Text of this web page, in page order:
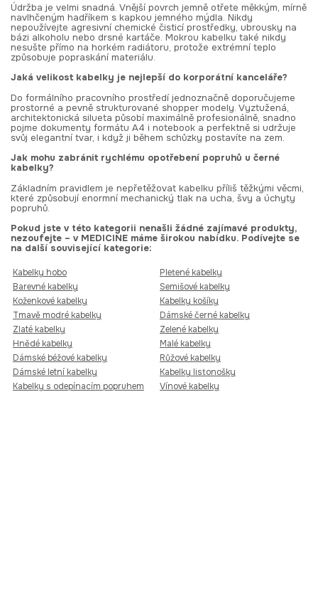
Údržba je velmi snadná. Vnější povrch jemně otřete měkkým, mírně
navlhčeným hadříkem s kapkou jemného mýdla. Nikdy
nepoužívejte agresivní chemické čisticí prostředky, ubrousky na
bázi alkoholu nebo drsné kartáče. Mokrou kabelku také nikdy
nesušte přímo na horkém radiátoru, protože extrémní teplo
způsobuje popraskání materiálu.
Jaká velikost kabelky je nejlepší do korporátní kanceláře?
Do formálního pracovního prostředí jednoznačně doporučujeme
prostorné a pevně strukturované shopper modely. Vyztužená,
architektonická silueta působí maximálně profesionálně, snadno
pojme dokumenty formátu A4 i notebook a perfektně si udržuje
svůj elegantní tvar, i když ji během schůzky postavíte na zem.
Jak mohu zabránit rychlému opotřebení popruhů u černé
kabelky?
Základním pravidlem je nepřetěžovat kabelku příliš těžkými věcmi,
které způsobují enormní mechanický tlak na ucha, švy a úchyty
popruhů.
Pokud jste v této kategorii nenašli žádné zajímavé produkty,
nezoufejte – v MEDICINE máme širokou nabídku. Podívejte se
na další související kategorie:
Kabelky hobo
Pletené kabelky
Barevné kabelky
Semišové kabelky
Koženkové kabelky
Kabelky košíky
Tmavě modré kabelky
Dámské černé kabelky
Zlaté kabelky
Zelené kabelky
Hnědé kabelky
Malé kabelky
Dámské béžové kabelky
Růžové kabelky
Dámské letní kabelky
Kabelky listonošky
Kabelky s odepínacím popruhem
Vínové kabelky